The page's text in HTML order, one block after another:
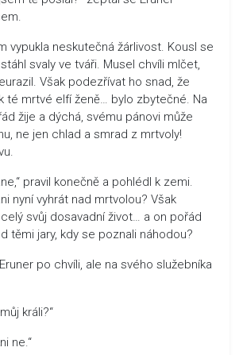
vypukla neskutečná žárlivost. Kousl se
svaly ve tváři. Musel chvíli mlčet,
Však podezřívat ho snad, že
té mrtvé elfí ženě… bylo zbytečné. Na
žije a dýchá, svému pánovi může
ne jen chlad a smrad z mrtvoly!
pravil konečně a pohlédl k zemi.
nyní vyhrát nad mrtvolou? Však
svůj dosavadní život… a on pořád
těmi jary, kdy se poznali náhodou?
po chvíli, ale na svého služebníka
králi?“
ne.“